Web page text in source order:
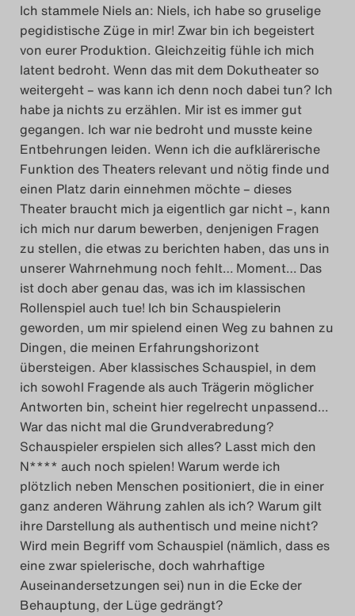
Ich stammele Niels an: Niels, ich habe so gruselige
pegidistische Züge in mir! Zwar bin ich begeistert
von eurer Produktion. Gleichzeitig fühle ich mich
latent bedroht. Wenn das mit dem Dokutheater so
weitergeht – was kann ich denn noch dabei tun? Ich
habe ja nichts zu erzählen. Mir ist es immer gut
gegangen. Ich war nie bedroht und musste keine
Entbehrungen leiden. Wenn ich die aufklärerische
Funktion des Theaters relevant und nötig finde und
einen Platz darin einnehmen möchte – dieses
Theater braucht mich ja eigentlich gar nicht –, kann
ich mich nur darum bewerben, denjenigen Fragen
zu stellen, die etwas zu berichten haben, das uns in
unserer Wahrnehmung noch fehlt… Moment… Das
ist doch aber genau das, was ich im klassischen
Rollenspiel auch tue! Ich bin Schauspielerin
geworden, um mir spielend einen Weg zu bahnen zu
Dingen, die meinen Erfahrungshorizont
übersteigen. Aber klassisches Schauspiel, in dem
ich sowohl Fragende als auch Trägerin möglicher
Antworten bin, scheint hier regelrecht unpassend…
War das nicht mal die Grundverabredung?
Schauspieler erspielen sich alles? Lasst mich den
N**** auch noch spielen! Warum werde ich
plötzlich neben Menschen positioniert, die in einer
ganz anderen Währung zahlen als ich? Warum gilt
ihre Darstellung als authentisch und meine nicht?
Wird mein Begriff vom Schauspiel (nämlich, dass es
eine zwar spielerische, doch wahrhaftige
Auseinandersetzungen sei) nun in die Ecke der
Behauptung, der Lüge gedrängt?